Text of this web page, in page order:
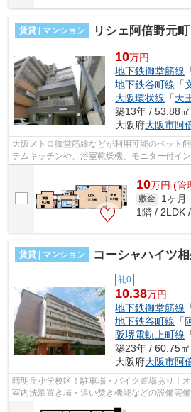
賃貸 | マンション リシェ阿倍野元町
10万円
地下鉄御堂筋線
地下鉄谷町線 「
大阪環状線 「天
築13年 / 53.88㎡
大阪府大阪市阿
大阪メトロ御堂筋線などが利用可能のペット飼育
テムキッチンや、浴室乾燥機、モニター付イ
設備も充実しております！ ■□■□■□■...
10万円 (管
敷金 1ヶ月
1階 / 2LDK
賃貸 | マンション コーシャハイツ
礼0
10.38万円
地下鉄御堂筋線
地下鉄谷町線 「
阪堺電軌上町線
築23年 / 60.75㎡
大阪府大阪市阿
晴明丘小学校区！駐車場・バイク置場あり！
室内洗濯置き場・追い焚き機能などの設備完備！ 阪堺電気軌道上町線・
駅や大阪メトロ御堂筋線・昭和町駅...